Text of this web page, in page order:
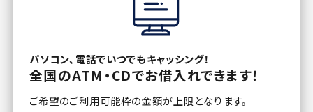
パソコン、電話でいつでもキャッシング！
全国のATM・CDでお借入れできます！
ご希望のご利用可能枠の金額が上限となります。